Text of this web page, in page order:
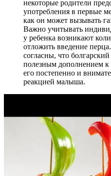
некоторые родители
употребления в первые
как он может вызывать
Важно учитывать
у ребенка возникают
отложить введение
согласны, что
полезным дополнением к
его постепенно и
реакцией малыша.